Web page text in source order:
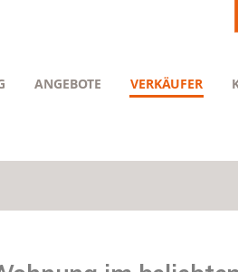
ANGEBOTE VERKÄUFER